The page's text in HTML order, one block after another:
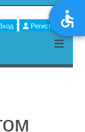
Регистрация